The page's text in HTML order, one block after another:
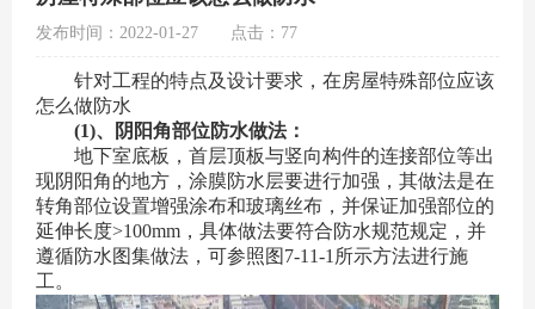
发布时间：2022-01-27 点击：77
针对工程的特点及设计要求，在房屋特殊部位应该
怎么做防水
(1)、阴阳角部位防水做法：
地下室底板，首层顶板与竖向构件的连接部位等出
现阴阳角的地方，涂膜防水层要进行加强，其做法是在
转角部位设置增强涂布和玻璃丝布，并保证加强部位的
延伸长度>100mm，具体做法要符合防水规范规定，并
遵循防水图集做法，可参照图7-11-1所示方法进行施
工。